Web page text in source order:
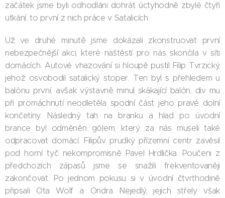
začátek jsme byli odhodláni dohrát úctyhodně zbylé čtyři
utkání, to první z nich práce v Satalicích.
Už ve druhé minutě jsme dokázali zkonstruovat první
nebezpečnější akci, které naštěstí pro nás skončila v síti
domácích. Autové vhazování si hloupě pustil Filip Tvrzický,
jehož osvobodil satalický stoper. Ten byl s přehledem u
balónu první, avšak výstavně minul skákající balón, div mu
při promáchnutí neodletěla spodní část jeho pravé dolní
končetiny. Následný tah na branku a hlad po úvodní
brance byl odměněn gólem, který za nás museli také
odpracovat domácí. Filipův prudký přízemní centr zavěsil
pod horní tyč nekompromisně Pavel Hrdlička. Poučeni z
předchozích zápasů jsme se snažili frekventovaněji
zakončovat. Po jednom pokusu si v úvodní čtvrthodině
připsali Ota Wolf a Ondra Nejedlý, jejich střely však